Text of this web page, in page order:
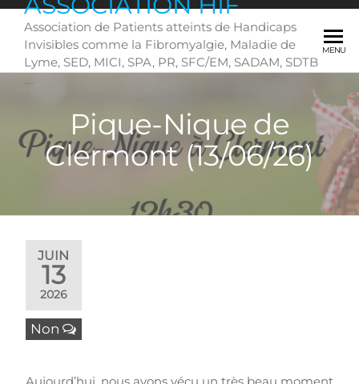
Skip
content
Association de Patients atteints de Handicaps
Invisibles comme la Fibromyalgie, Maladie de
Lyme, SED, MICI, SPA, PR, SFC/EM, SADAM, SDTB
MENU
Pique-Nique de
Clermont (13/06/26)
JUIN
13
2026
Non